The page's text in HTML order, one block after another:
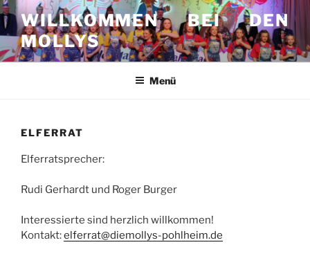
Zum
Inhalt
springen
WILLKOMMEN BEI DEN
MOLLYS
Menü
ELFERRAT
Elferratsprecher:
Rudi Gerhardt und Roger Burger
Interessierte sind herzlich willkommen!
Kontakt:elferrat@diemollys-pohlheim.de